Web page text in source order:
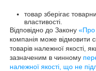
товар зберігає
властивості.
Відповідно до Закону «Про
компанія може відмовити
товарів належної якості,
зазначеним в чинному
належної якості, що не